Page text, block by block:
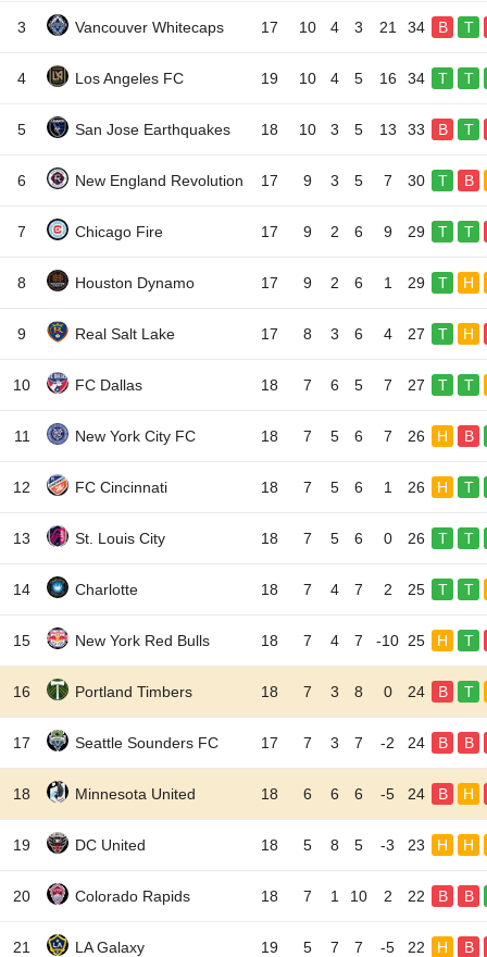
3 Vancouver Whitecaps 17 10 4 3 21 34 B T
4 Los Angeles FC 19 10 4 5 16 34 T T
5 San Jose Earthquakes 18 10 3 5 13 33 B T
6 New England Revolution 17 9 3 5 7 30 T B
7 Chicago Fire 17 9 2 6 9 29 T T
8 Houston Dynamo 17 9 2 6 1 29 T H
9 Real Salt Lake 17 8 3 6 4 27 T H
10 FC Dallas 18 7 6 5 7 27 T T
11 New York City FC 18 7 5 6 7 26 H B
12 FC Cincinnati 18 7 5 6 1 26 H T
13 St. Louis City 18 7 5 6 0 26 T T
14 Charlotte 18 7 4 7 2 25 T T
15 New York Red Bulls 18 7 4 7 -10 25 H T
16 Portland Timbers 18 7 3 8 0 24 B T
17 Seattle Sounders FC 17 7 3 7 -2 24 B B
18 Minnesota United 18 6 6 6 -5 24 B H
19 DC United 18 5 8 5 -3 23 H H
20 Colorado Rapids 18 7 1 10 2 22 B B
21 LA Galaxy 19 5 7 7 -5 22 H B